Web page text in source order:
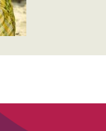
Yémen
Réfugiés Rohingyas
Syrie